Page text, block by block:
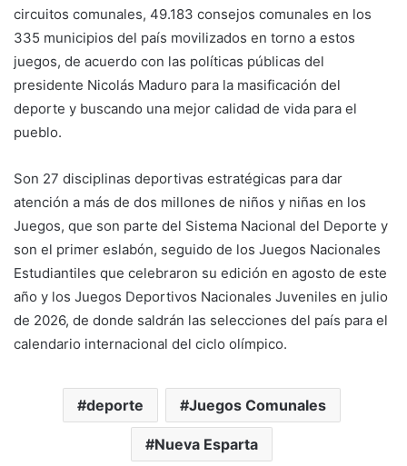
circuitos comunales, 49.183 consejos comunales en los
335 municipios del país movilizados en torno a estos
juegos, de acuerdo con las políticas públicas del
presidente Nicolás Maduro para la masificación del
deporte y buscando una mejor calidad de vida para el
pueblo.
Son 27 disciplinas deportivas estratégicas para dar
atención a más de dos millones de niños y niñas en los
Juegos, que son parte del Sistema Nacional del Deporte y
son el primer eslabón, seguido de los Juegos Nacionales
Estudiantiles que celebraron su edición en agosto de este
año y los Juegos Deportivos Nacionales Juveniles en julio
de 2026, de donde saldrán las selecciones del país para el
calendario internacional del ciclo olímpico.
deporte Juegos Comunales
Nueva Esparta